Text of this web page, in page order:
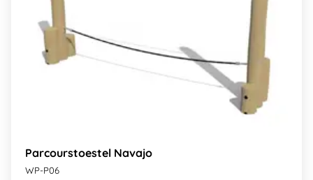
Parcourstoestel Navajo
WP-P06